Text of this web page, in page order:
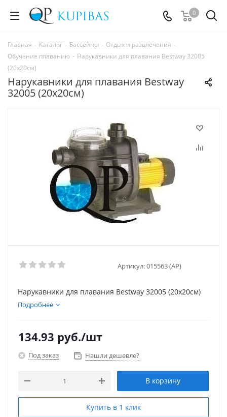
0
Главная - Каталог - Бассейны - Отдых и развлечения -
Обучение плаванию - Нарукавники для плавания Bestway 32005
(20x20см)
Нарукавники для плавания Bestway
32005 (20x20см)
Артикул:015563 (AP)
Нарукавники для плавания Bestway 32005 (20x20см)
Подробнее
134.93 руб./шт
Под заказ Нашли дешевле?
В корзину
Купить в 1 клик